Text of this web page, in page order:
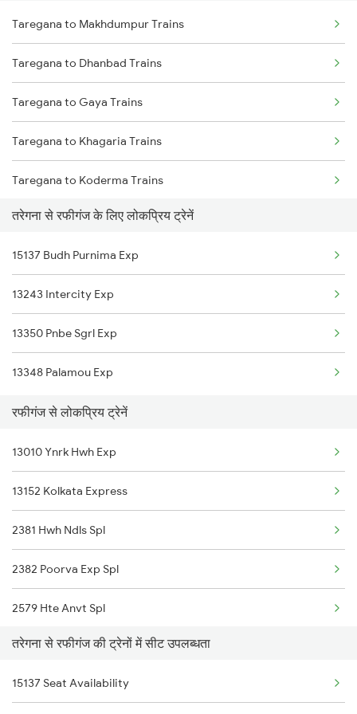
Taregana to Patratu Trains
Rafiganj to Kolkata Trains
Rafiganj to Dhanbad Trains
Rafiganj to Asansol Trains
Rafiganj to Durgapur Trains
Rafiganj to Aligarh Trains
Rafiganj to Daltonganj Trains
Taregana to Makhdumpur Trains
Taregana to Dhanbad Trains
Taregana to Gaya Trains
Taregana to Khagaria Trains
Taregana to Koderma Trains
Taregana to Patna Trains
Taregana to Varanasi Trains
Taregana to Gomoh Trains
Taregana to Barkakana Trains
Taregana to Bakhtiyarpur Trains
Taregana to Bokaro Steel City Trains
Taregana to Patratu Trains
Taregana to Kotshila Trains
तरेगना से रफीगंज के लिए लोकप्रिय ट्रेनें
15137 Budh Purnima Exp
13243 Intercity Exp
13350 Pnbe Sgrl Exp
13348 Palamou Exp
रफीगंज से लोकप्रिय ट्रेनें
13010 Ynrk Hwh Exp
13152 Kolkata Express
2381 Hwh Ndls Spl
2382 Poorva Exp Spl
2579 Hte Anvt Spl
2580 Anvt Hte Sf Spl
2875 Puri Anvt Spl
तरेगना से रफीगंज की ट्रेनों में सीट उपलब्धता
15137 Seat Availability